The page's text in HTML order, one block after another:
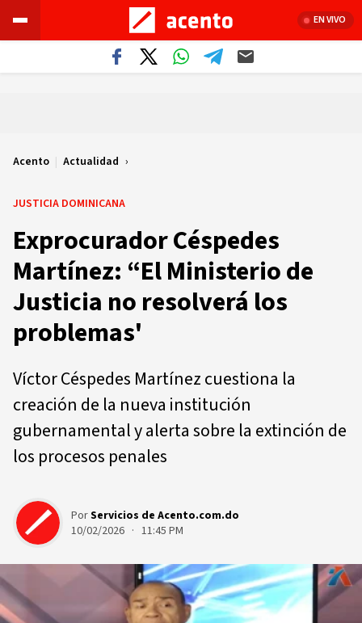
EN VIVO
Acento | Actualidad
JUSTICIA DOMINICANA
Exprocurador Céspedes
Martínez: “El Ministerio de
Justicia no resolverá los
problemas'
Víctor Céspedes Martínez cuestiona la
creación de la nueva institución
gubernamental y alerta sobre la extinción de
los procesos penales
PorServicios de Acento.com.do
10/02/2026 · 11:45 PM